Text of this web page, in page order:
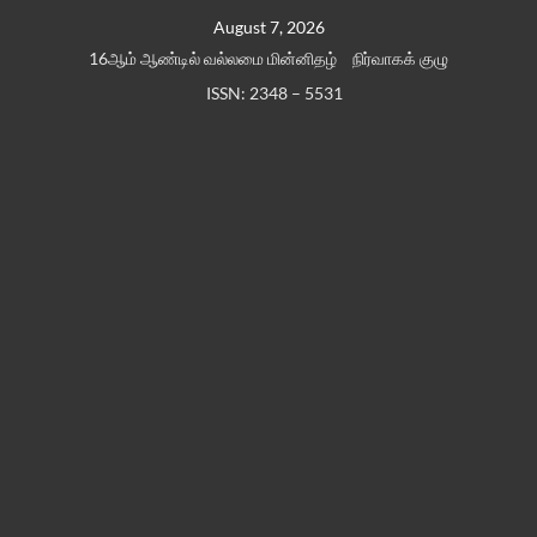
August 7, 2026
16ஆம் ஆண்டில் வல்லமை மின்னிதழ்
நிர்வாகக் குழு
ISSN: 2348 – 5531